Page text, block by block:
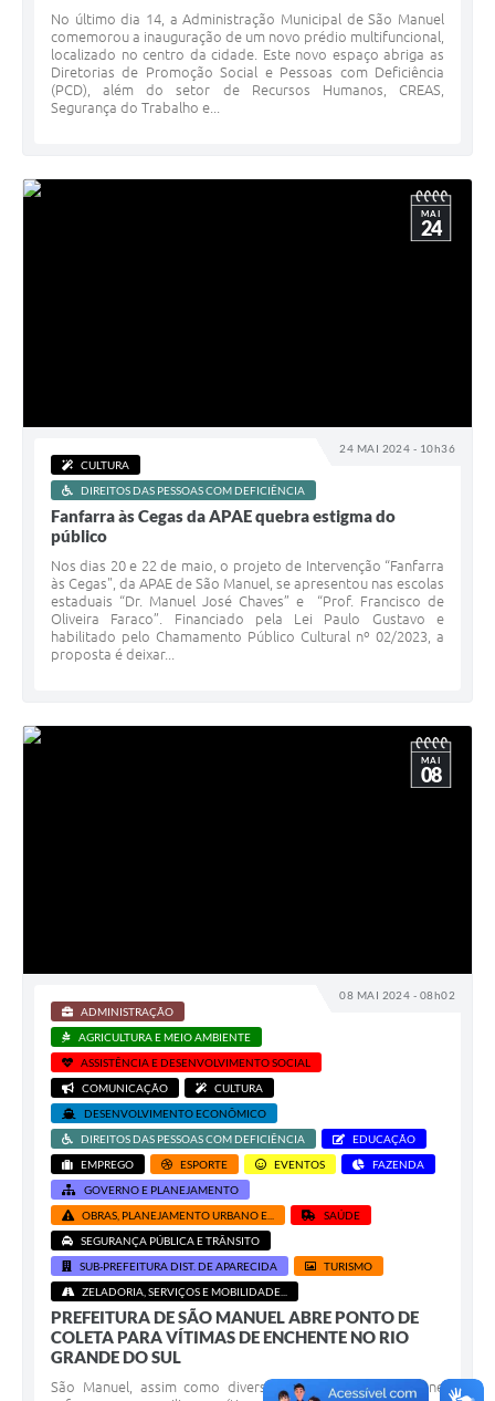
No último dia 14, a Administração Municipal de São Manuel
comemorou a inauguração de um novo prédio multifuncional,
localizado no centro da cidade. Este novo espaço abriga as
Diretorias de Promoção Social e Pessoas com Deficiência
(PCD), além do setor de Recursos Humanos, CREAS,
Segurança do Trabalho e...
24 MAI 2024 - 10h36
MAI
24
CULTURA
DIREITOS DAS PESSOAS COM DEFICIÊNCIA
Fanfarra às Cegas da APAE quebra estigma do
público
Nos dias 20 e 22 de maio, o projeto de Intervenção “Fanfarra
às Cegas", da APAE de São Manuel, se apresentou nas escolas
estaduais “Dr. Manuel José Chaves” e “Prof. Francisco de
Oliveira Faraco”. Financiado pela Lei Paulo Gustavo e
habilitado pelo Chamamento Público Cultural nº 02/2023, a
proposta é deixar...
08 MAI 2024 - 08h02
MAI
08
ADMINISTRAÇÃO
AGRICULTURA E MEIO AMBIENTE
ASSISTÊNCIA E DESENVOLVIMENTO SOCIAL
COMUNICAÇÃO
CULTURA
DESENVOLVIMENTO ECONÔMICO
DIREITOS DAS PESSOAS COM DEFICIÊNCIA
EDUCAÇÃO
EMPREGO
ESPORTE EVENTOS
FAZENDA
GOVERNO E PLANEJAMENTO
OBRAS, PLANEJAMENTO URBANO E...
SAÚDE
SEGURANÇA PÚBLICA E TRÂNSITO
SUB-PREFEITURA DIST. DE APARECIDA
TURISMO
ZELADORIA, SERVIÇOS E MOBILIDADE...
PREFEITURA DE SÃO MANUEL ABRE PONTO DE
COLETA PARA VÍTIMAS DE ENCHENTE NO RIO
GRANDE DO SUL
São Manuel, assim como diversas cidades da região, une